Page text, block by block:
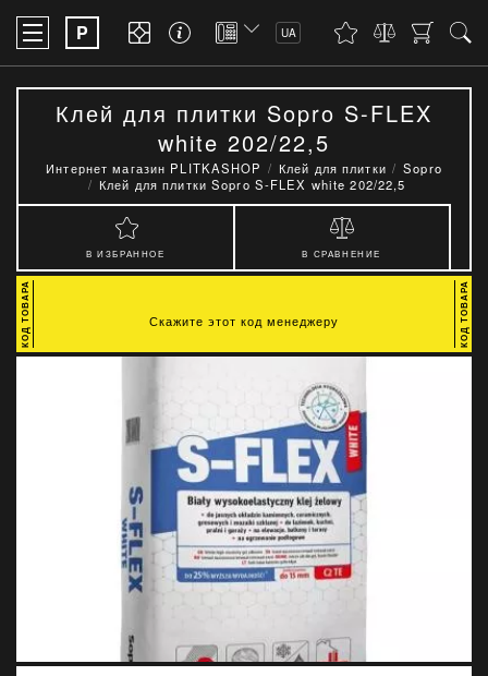
P UA
Клей для плитки Sopro S-FLEX
white 202/22,5
Интернет магазин PLITKASHOP Клей для плитки
Sopro
Клей для плитки Sopro S-FLEX white 202/22,5
В ИЗБРАННОЕ В СРАВНЕНИЕ
Скажите этот код менеджеру